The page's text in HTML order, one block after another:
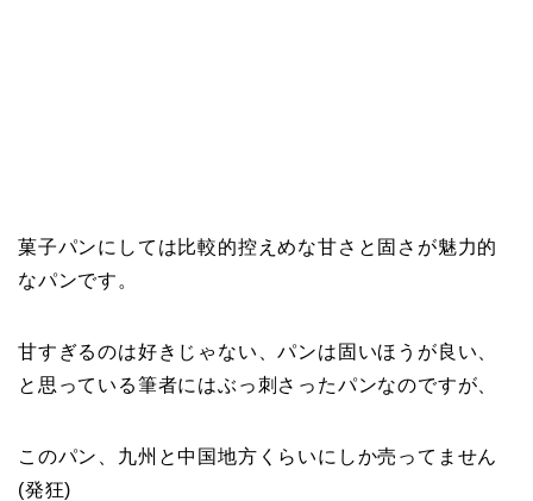
菓子パンにしては比較的控えめな甘さと固さが魅力的
なパンです。
甘すぎるのは好きじゃない、パンは固いほうが良い、
と思っている筆者にはぶっ刺さったパンなのですが、
このパン、九州と中国地方くらいにしか売ってません
(発狂)